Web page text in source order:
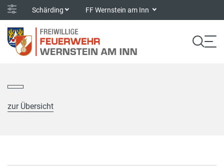
Schärding FF Wernstein am Inn
zur Übersicht